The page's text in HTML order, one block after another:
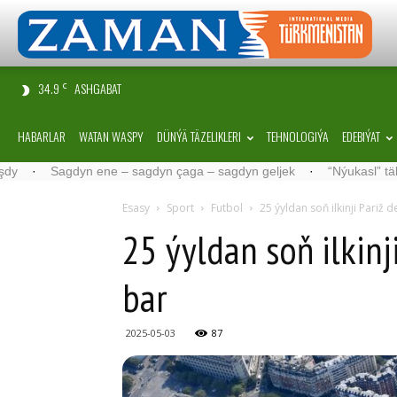
34.9 C ASHGABAT
HABARLAR WATAN WASPY DÜNÝÄ TÄZELIKLERI TEHNOLOGIÝA EDEBIÝAT
ene – sagdyn çaga – sagdyn geljek · “Nýukasl” tälimçisini
Esasy Sport Futbol 25 ýyldan soň ilkinji Pariž
25 ýyldan soň
bar
2025-05-03 87